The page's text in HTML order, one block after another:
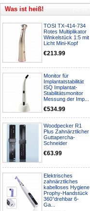
Was ist heiß!
TOSI TX-414-734
Rotes Multiplikator
Winkelstück 1:5 mit
Licht Mini-Kopf
€213.99
Monitor für
Implantatstabilität
ISQ Implantat-
Stabilitätsmonitor
Messung der Imp...
€534.99
Woodpecker R1
Plus Zahnärztlicher
Guttapercha-
Schneider
€63.99
Elektrisches
zahnärztliches
kabelloses Hygiene
Prophy-Handstück
360°drehbar 6-
Ga...